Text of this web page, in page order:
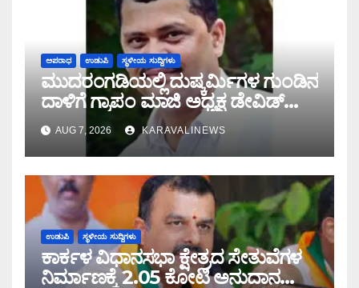
ಅಪರಾಧ ಉಡುಪಿ ಸ್ಥಳೀಯ ಸುದ್ದಿಗಳು
ಮುದರಂಗಡಿಯಲ್ಲಿ ದುಷ್ಕರ್ಮಿಗಳ ಗುಂಡಿನ
ದಾಳಿಗೆ ಗ್ರಾಪಂ ಮಾಜಿ ಅಧ್ಯಕ್ಷ ಡೇವಿಡ್
ಡಿಸೋಜ ಬಲಿ
AUG 7, 2026 KARAVALINEWS
ಉಡುಪಿ ಸ್ಥಳೀಯ ಸುದ್ದಿಗಳು
ಕಾರ್ಕಳ ವಿಧಾನಸಭಾ ಕ್ಷೇತ್ರದ ಸೇತುವೆಗಳ
ನಿರ್ಮಾಣಕ್ಕೆ 2.05 ಕೋಟಿ ಅನುದಾನ